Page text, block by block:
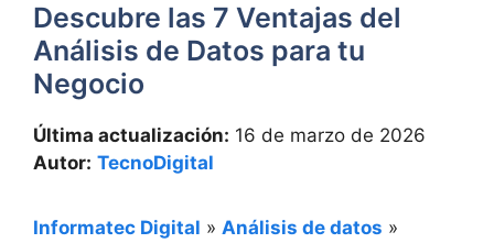
Descubre las 7 Ventajas del
Análisis de Datos para tu
Negocio
Última actualización: 16 de marzo de 2026
Autor: TecnoDigital
Informatec Digital » Análisis de datos »